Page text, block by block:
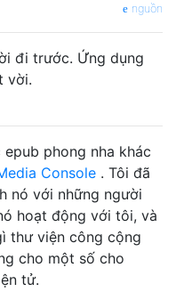
nguồn
đi trước. Ứng dụng
vời.
phong nha khác
Console . Tôi đã
nó với những người
hoạt động với tôi, và
thư viện công cộng
cho một số cho
tử.